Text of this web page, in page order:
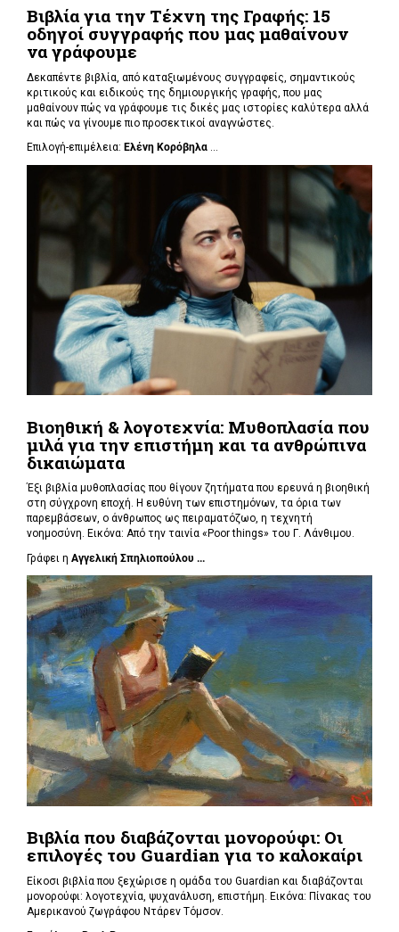
Βιβλία για την Τέχνη της Γραφής: 15
οδηγοί συγγραφής που μας μαθαίνουν
να γράφουμε
Δεκαπέντε βιβλία, από καταξιωμένους συγγραφείς, σημαντικούς
κριτικούς και ειδικούς της δημιουργικής γραφής, που μας
μαθαίνουν πώς να γράφουμε τις δικές μας ιστορίες καλύτερα αλλά
και πώς να γίνουμε πιο προσεκτικοί αναγνώστες.
Επιλογή-επιμέλεια: Ελένη Κορόβηλα ...
Βιοηθική & λογοτεχνία: Μυθοπλασία που
μιλά για την επιστήμη και τα ανθρώπινα
δικαιώματα
Έξι βιβλία μυθοπλασίας που θίγουν ζητήματα που ερευνά η βιοηθική
στη σύγχρονη εποχή. Η ευθύνη των επιστημόνων, τα όρια των
παρεμβάσεων, ο άνθρωπος ως πειραματόζωο, η τεχνητή
νοημοσύνη. Εικόνα: Από την ταινία «Poor things» του Γ. Λάνθιμου.
Γράφει η Αγγελική Σπηλιοπούλου ...
Βιβλία που διαβάζονται μονορούφι: Οι
επιλογές του Guardian για το καλοκαίρι
Είκοσι βιβλία που ξεχώρισε η ομάδα του Guardian και διαβάζονται
μονορούφι: λογοτεχνία, ψυχανάλυση, επιστήμη. Εικόνα: Πίνακας του
Αμερικανού ζωγράφου Ντάρεν Τόμσον.